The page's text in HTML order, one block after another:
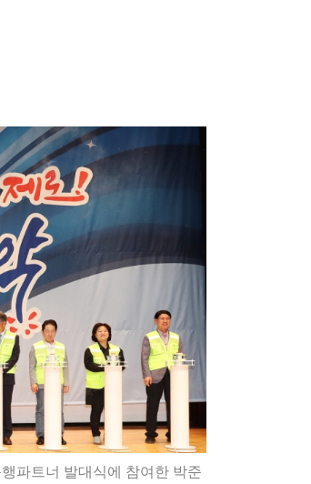
파트너 발대식에 참여한 박준